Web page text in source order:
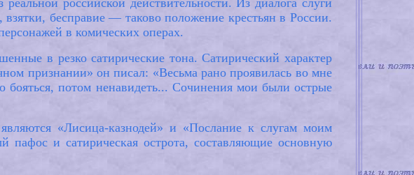
российской действительности. Из диалога слуги
бесправие — таково положение крестьян в России.
в комических операх.
в резко сатирические тона. Сатирический характер
признании» он писал: «Весьма рано проявилась во мне
потом ненавидеть... Сочинения мои были острые
«Лисица-казнодей» и «Послание к слугам моим
и сатирическая острота, составляющие основную